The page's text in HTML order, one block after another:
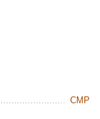
CMP